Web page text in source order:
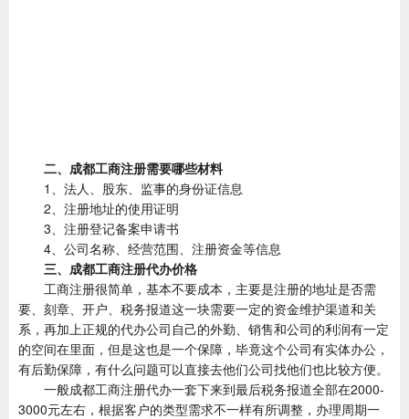
二、成都工商注册需要哪些材料
1、法人、股东、监事的身份证信息
2、注册地址的使用证明
3、注册登记备案申请书
4、公司名称、经营范围、注册资金等信息
三、成都工商注册代办价格
工商注册很简单，基本不要成本，主要是注册的地址是否需
要、刻章、开户、税务报道这一块需要一定的资金维护渠道和关
系，再加上正规的代办公司自己的外勤、销售和公司的利润有一定
的空间在里面，但是这也是一个保障，毕竟这个公司有实体办公，
有后勤保障，有什么问题可以直接去他们公司找他们也比较方便。
一般成都工商注册代办一套下来到最后税务报道全部在2000-
3000元左右，根据客户的类型需求不一样有所调整，办理周期一